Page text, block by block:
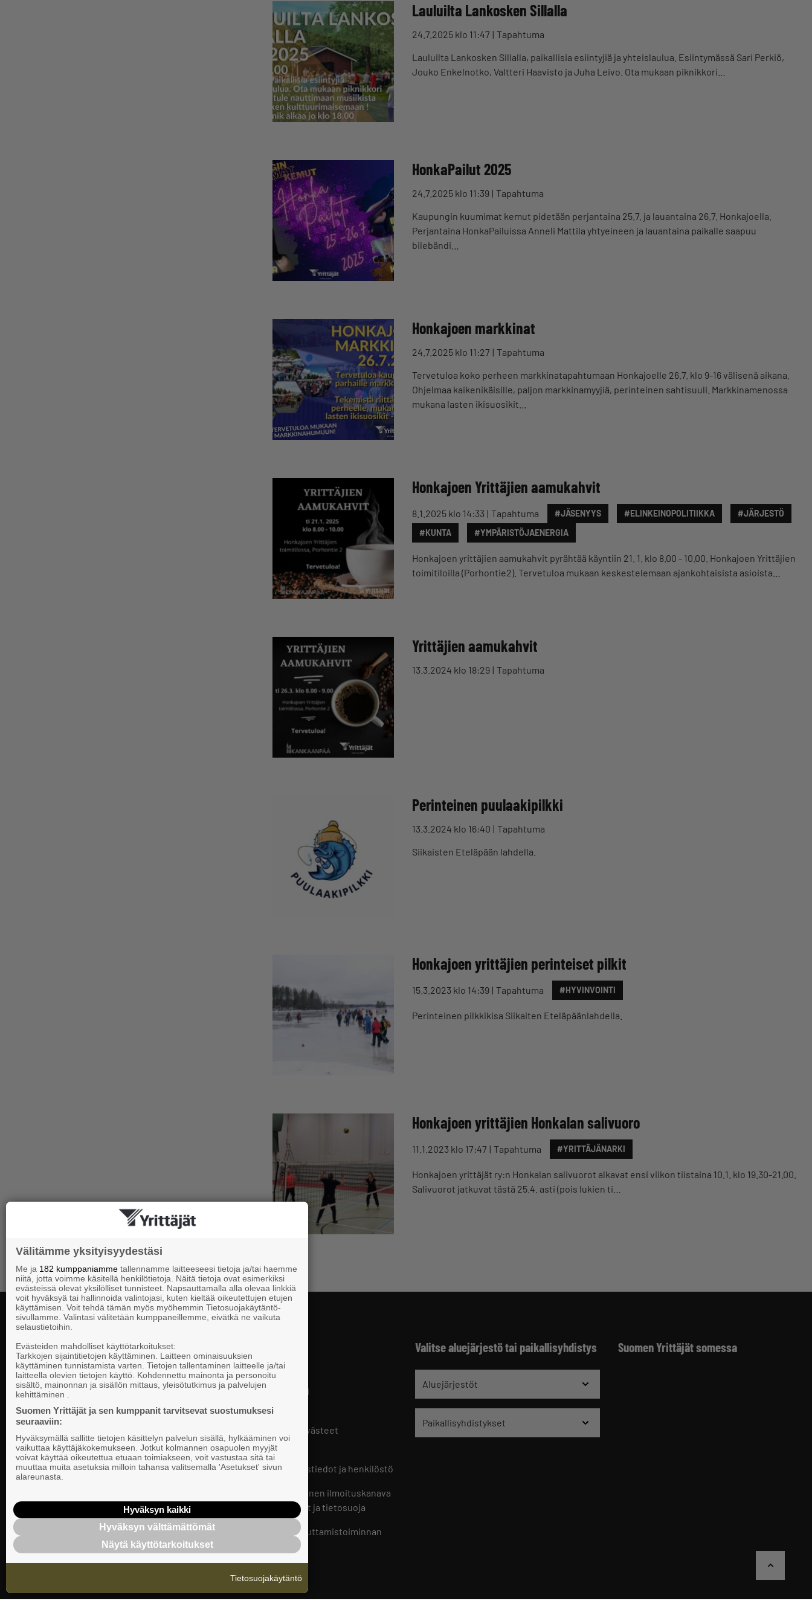
Lauluilta Lankosken Sillalla
24.7.2025 klo 11:47
Tapahtuma
Lauluilta Lankosken Sillalla, paikallisia esiintyjiä ja yhteislaulua. Esiintymässä Sari Perkiö,
Jouko Enkelnotko, Valtteri Haavisto ja Juha Leivo. Ota mukaan piknikkori…
HonkaPailut 2025
24.7.2025 klo 11:39 Tapahtuma
Kaupungin kuumimat kemut pidetään perjantaina 25.7. ja lauantaina 26.7. Honkajoella.
Perjantaina HonkaPailuissa Anneli Mattila yhtyeineen ja lauantaina paikalle saapuu
bilebändi…
Honkajoen markkinat
24.7.2025 klo 11:27
Tapahtuma
Tervetuloa koko perheen markkinatapahtumaan Honkajoelle 26.7. klo 9-16 välisenä aikana.
Ohjelmaa kaikenikäisille, paljon markkinamyyjiä, perinteinen sahtisuuli. Markkinamenossa
mukana lasten ikisuosikit…
Honkajoen Yrittäjien aamukahvit
8.1.2025 klo 14:33 Tapahtuma #JÄSENYYS #ELINKEINOPOLITIIKKA
#JÄRJESTÖ
#KUNTA
#YMPÄRISTÖJAENERGIA
Honkajoen yrittäjien aamukahvit pyrähtää käyntiin 21. 1. klo 8.00 - 10.00. Honkajoen Yrittäjien
toimitiloilla (Porhontie2). Tervetuloa mukaan keskestelemaan ajankohtaisista asioista…
Yrittäjien aamukahvit
13.3.2024 klo 18:29 Tapahtuma
Perinteinen puulaakipilkki
13.3.2024 klo 16:40
Tapahtuma
Siikaisten Eteläpään lahdella.
Honkajoen yrittäjien perinteiset pilkit
15.3.2023 klo 14:39 Tapahtuma #HYVINVOINTI
Perinteinen pilkkikisa Siikaiten Eteläpäänlahdella.
Honkajoen yrittäjien Honkalan salivuoro
11.1.2023 klo 17:47 Tapahtuma #YRITTÄJÄNARKI
Honkajoen yrittäjät ry:n Honkalan salivuorot alkavat ensi viikon tiistaina 10.1. klo 19.30-21.00.
Salivuorot jatkuvat tästä 25.4. asti (pois lukien ti…
Valtakunnallista, alueellista ja paikallista
vaikuttamista pk-yrittäjien puolesta.
Suomen Yrittäjät
PL 999, 00101 HELSINKI
Puhelin 09 229 221
Tietosuojaseloste ja evästeet
Evästeasetukset
Keskusjärjestön yhteystiedot ja henkilöstö
Suomen Yrittäjien sisäinen ilmoituskanava
Ilmoituskanavan ohjeet ja tietosuoja
Suomen Yrittäjien vaikuttamistoiminnan
tietosuojaseloste
Valitse aluejärjestö tai paikallisyhdistys
Aluejärjestöt
Paikallisyhdistykset
Suomen Yrittäjät somessa
Välitämme yksityisyydestäsi
Me ja 182 kumppaniamme tallennamme laitteeseesi tietoja ja/tai haemme
niitä, jotta voimme käsitellä henkilötietoja. Näitä tietoja ovat esimerkiksi
evästeissä olevat yksilölliset tunnisteet. Napsauttamalla alla olevaa linkkiä
voit hyväksyä tai hallinnoida valintojasi, kuten kieltää oikeutettujen etujen
käyttämisen. Voit tehdä tämän myös myöhemmin Tietosuojakäytäntö-
sivullamme. Valintasi välitetään kumppaneillemme, eivätkä ne vaikuta
selaustietoihin.
Evästeiden mahdolliset käyttötarkoitukset:
Tarkkojen sijaintitietojen käyttäminen. Laitteen ominaisuuksien
käyttäminen tunnistamista varten. Tietojen tallentaminen laitteelle ja/tai
laitteella olevien tietojen käyttö. Kohdennettu mainonta ja personoitu
sisältö, mainonnan ja sisällön mittaus, yleisötutkimus ja palvelujen
kehittäminen .
Suomen Yrittäjät ja sen kumppanit tarvitsevat suostumuksesi
seuraaviin:
Hyväksymällä sallitte tietojen käsittelyn palvelun sisällä, hylkääminen voi
vaikuttaa käyttäjäkokemukseen. Jotkut kolmannen osapuolen myyjät
voivat käyttää oikeutettua etuaan toimiakseen, voit vastustaa sitä tai
muuttaa muita asetuksia milloin tahansa valitsemalla 'Asetukset' sivun
alareunasta.
Hyväksyn kaikki
Hyväksyn välttämättömät
Näytä käyttötarkoitukset
Tietosuojakäytäntö